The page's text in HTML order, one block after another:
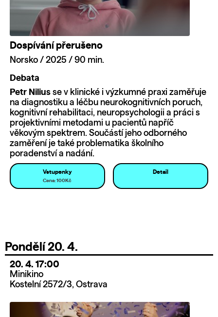
Dospívání přerušeno
Norsko / 2025 / 90 min.
Debata
Petr Nilius se v klinické i výzkumné praxi zaměřuje
na diagnostiku a léčbu neurokognitivních poruch,
kognitivní rehabilitaci, neuropsychologii a práci s
projektivními metodami u pacientů napříč
věkovým spektrem. Součástí jeho odborného
zaměření je také problematika školního
poradenství a nadání.
Vstupenky
Cena: 100Kč
Detail
Pondělí 20. 4.
20. 4. 17:00
Minikino
Kostelní 2572/3, Ostrava